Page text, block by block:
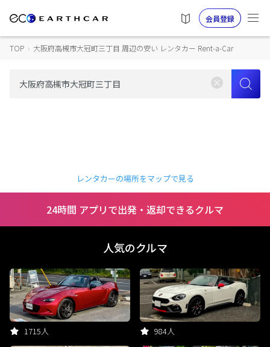
会員登録
TOP › 大阪府高槻市大冠町三丁目 周辺の安い レンタカー Rent-a-Car
レンタカーの場所をマップで見る
24時間 アプリで出発・返却できるクルマ
人気のクルマ
1715人 984人